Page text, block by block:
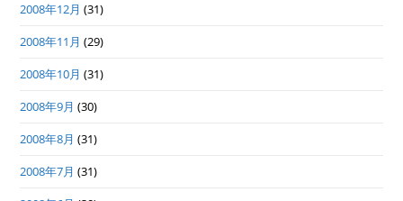
2008年12月 (31)
2008年11月 (29)
2008年10月 (31)
2008年9月 (30)
2008年8月 (31)
2008年7月 (31)